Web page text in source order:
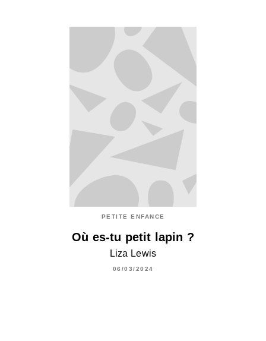
PETITE ENFANCE
Où es-tu petit lapin ?
Liza Lewis
06/03/2024